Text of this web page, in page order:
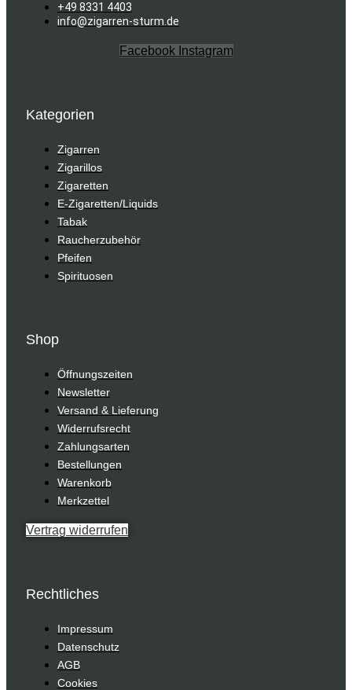
+49 8331 4403
info@zigarren-sturm.de
Facebook Instagram
Kategorien
Zigarren
Zigarillos
Zigaretten
E-Zigaretten/Liquids
Tabak
Raucherzubehör
Pfeifen
Spirituosen
Shop
Öffnungszeiten
Newsletter
Versand & Lieferung
Widerrufsrecht
Zahlungsarten
Bestellungen
Warenkorb
Merkzettel
Vertrag widerrufen
Rechtliches
Impressum
Datenschutz
AGB
Cookies